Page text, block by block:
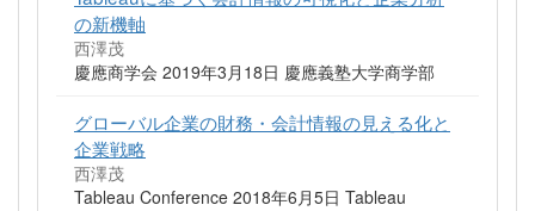
の新機軸
西澤茂
慶應商学会 2019年3月18日 慶應義塾大学商学部
グローバル企業の財務・会計情報の見える化と
企業戦略
西澤茂
Tableau Conference 2018年6月5日 Tableau